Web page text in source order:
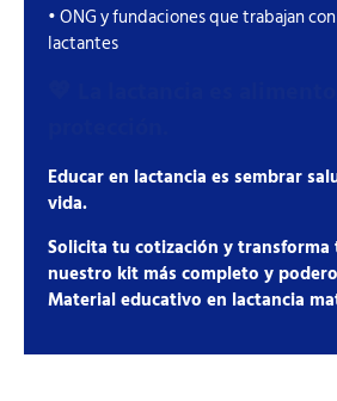
• ONG y fundaciones que trabajan
lactantes
Educar en lactancia es sembrar
vida.
Solicita tu cotización y transforma
nuestro kit más completo y
Material educativo en lactancia